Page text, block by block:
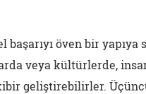
öven bir yapıya
veya kültürlerde,
geliştirebilirler.